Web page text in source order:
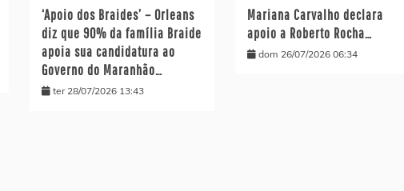
‘Apoio dos Braides’ – Orleans
diz que 90% da família Braide
apoia sua candidatura ao
Governo do Maranhão…
ter 28/07/2026 13:43
Mariana Carvalho declara
apoio a Roberto Rocha…
dom 26/07/2026 06:34